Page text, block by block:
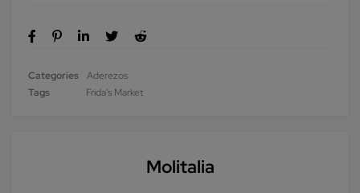
Molitalia
Categories
Aderezos
Tags
Frida's Market